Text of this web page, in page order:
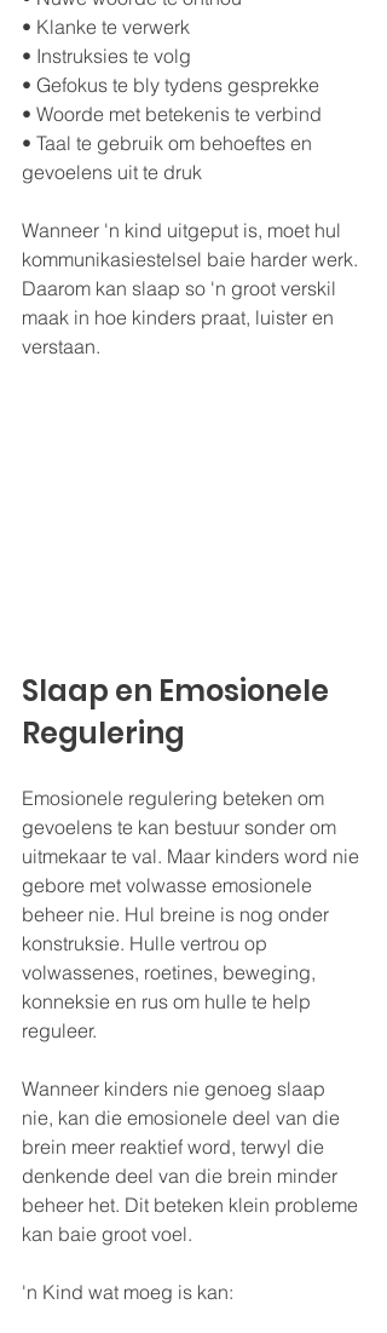
• Klanke te verwerk
• Instruksies te volg
• Gefokus te bly tydens gesprekke
• Woorde met betekenis te verbind
• Taal te gebruik om behoeftes en
gevoelens uit te druk
Wanneer 'n kind uitgeput is, moet hul
kommunikasiestelsel baie harder werk.
Daarom kan slaap so 'n groot verskil
maak in hoe kinders praat, luister en
verstaan.
Slaap en Emosionele
Regulering
Emosionele regulering beteken om
gevoelens te kan bestuur sonder om
uitmekaar te val. Maar kinders word nie
gebore met volwasse emosionele
beheer nie. Hul breine is nog onder
konstruksie. Hulle vertrou op
volwassenes, roetines, beweging,
konneksie en rus om hulle te help
reguleer.
Wanneer kinders nie genoeg slaap
nie, kan die emosionele deel van die
brein meer reaktief word, terwyl die
denkende deel van die brein minder
beheer het. Dit beteken klein probleme
kan baie groot voel.
'n Kind wat moeg is kan: